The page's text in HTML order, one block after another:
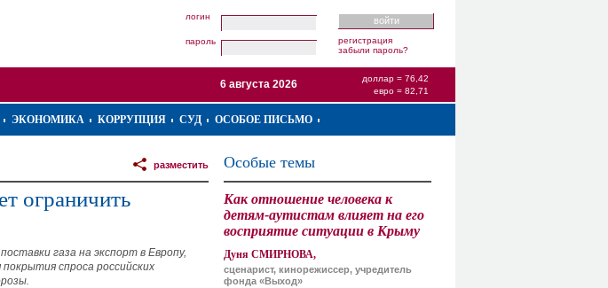
логин
пароль
регистрация
забыли пароль?
доллар = 76,42
евро = 82,71
6 августа 2026
ЭКОНОМИКА КОРРУПЦИЯ СУД ОСОБОЕ ПИСЬМО
разместить
ограничить
газа на экспорт в Европу,
спроса российских
Особые темы
Как отношение человека к
детям-аутистам влияет на его
восприятие ситуации в Крыму
Дуня СМИРНОВА,
сценарист, кинорежиссер, учредитель
фонда «Выход»